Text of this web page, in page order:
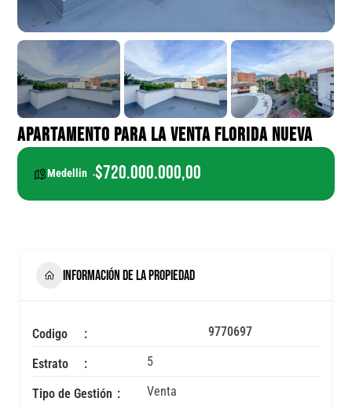
APARTAMENTO PARA LA VENTA FLORIDA NUEVA
Medellin $720.000.000,00
INFORMACIÓN DE LA PROPIEDAD
Codigo 9770697
Estrato 5
Tipo de Gestión Venta